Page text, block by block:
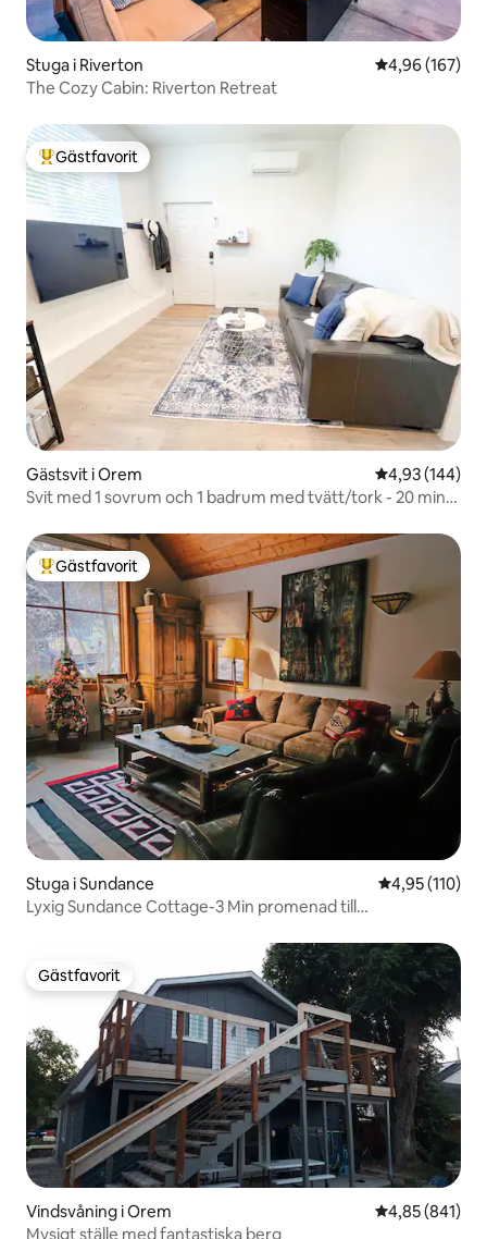
Stuga i Riverton 4,96 av 5 i
4,96 (167)
The Cozy Cabin: Riverton Retreat
Populär gästfavorit
Gästfavorit
Gästsvit i Orem 4,93 av 5 i
4,93 (144)
Svit med 1 sovrum och 1 badrum med tvätt/tork - 20 min
Populär gästfavorit
Gästfavorit
Stuga i Sundance 4,95 av 5 i
4,95 (110)
Lyxig Sundance Cottage-3 Min promenad till
Gästfavorit
Gästfavorit
Vindsvåning i Orem 4,85 av 5 i
4,85 (841)
Mysigt ställe med fantastiska berg